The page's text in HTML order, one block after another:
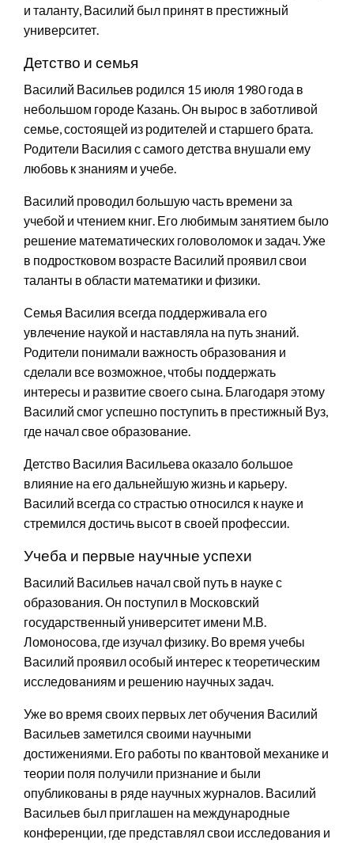
и таланту, Василий был принят в престижный
университет.
Детство и семья
Василий Васильев родился 15 июля 1980 года в
небольшом городе Казань. Он вырос в заботливой
семье, состоящей из родителей и старшего брата.
Родители Василия с самого детства внушали ему
любовь к знаниям и учебе.
Василий проводил большую часть времени за
учебой и чтением книг. Его любимым занятием было
решение математических головоломок и задач. Уже
в подростковом возрасте Василий проявил свои
таланты в области математики и физики.
Семья Василия всегда поддерживала его
увлечение наукой и наставляла на путь знаний.
Родители понимали важность образования и
сделали все возможное, чтобы поддержать
интересы и развитие своего сына. Благодаря этому
Василий смог успешно поступить в престижный Вуз,
где начал свое образование.
Детство Василия Васильева оказало большое
влияние на его дальнейшую жизнь и карьеру.
Василий всегда со страстью относился к науке и
стремился достичь высот в своей профессии.
Учеба и первые научные успехи
Василий Васильев начал свой путь в науке с
образования. Он поступил в Московский
государственный университет имени М.В.
Ломоносова, где изучал физику. Во время учебы
Василий проявил особый интерес к теоретическим
исследованиям и решению научных задач.
Уже во время своих первых лет обучения Василий
Васильев заметился своими научными
достижениями. Его работы по квантовой механике и
теории поля получили признание и были
опубликованы в ряде научных журналов. Василий
Васильев был приглашен на международные
конференции, где представлял свои исследования и